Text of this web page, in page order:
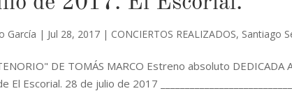
García | Jul 28, 2017 | CONCIERTOS REALIZADOS, Santiago
DE TOMÁS MARCO Estreno absoluto DEDICADA
El Escorial. 28 de julio de 2017